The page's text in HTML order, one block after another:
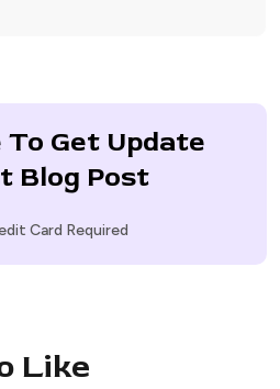
Get Update
Blog Post
Card Required
Like